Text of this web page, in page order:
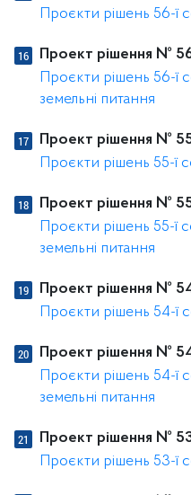
Проєкти рішень 56-ї
Проект рішення №
Проєкти рішень 56-ї
земельні питання
Проект рішення №
Проєкти рішень 55-ї
Проект рішення №
Проєкти рішень 55-ї
земельні питання
Проект рішення №
Проєкти рішень 54-ї
Проект рішення №
Проєкти рішень 54-ї
земельні питання
Проект рішення №
Проєкти рішень 53-ї